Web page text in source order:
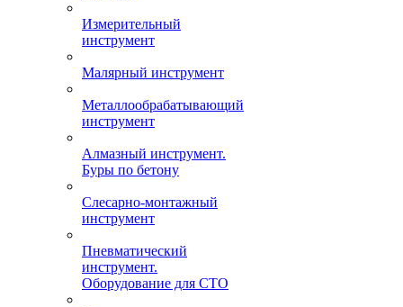
Измерительный
инструмент
Малярный инструмент
Металлообрабатывающий
инструмент
Алмазный инструмент.
Буры по бетону
Слесарно-монтажный
инструмент
Пневматический
инструмент.
Оборудование для СТО